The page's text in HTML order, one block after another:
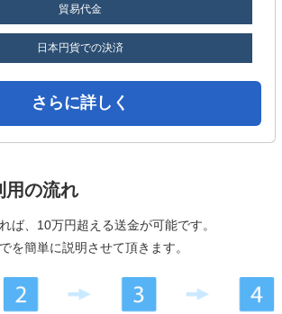
貿易代金
日本円貨での決済
さらに詳しく
用の流れ
ば、10万円超える送金が可能です。
を簡単に説明させて頂きます。